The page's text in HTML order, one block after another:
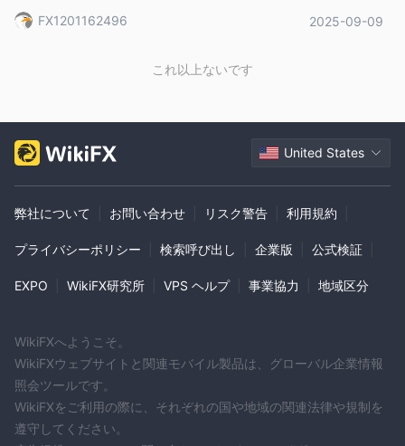
FX1201162496 2025-09-09
これ以上ないです
United States
弊社について お問い合わせ リスク警告 利用規約
プライバシーポリシー 検索呼び出し 企業版 公式検証
EXPO WikiFX研究所 VPS ヘルプ 事業協力 地域区分
WikiFXへようこそ。
WikiFXウェブサイトと関連モバイル製品は、グローバル企業情報
照会ツールです。
WikiFXをご利用の際に、それぞれの国や地域の関連法律や規制を
遵守してください。